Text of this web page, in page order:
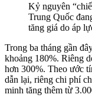
Kỷ nguyên
Trung Quốc
tăng giá do áp
Trong ba tháng gần
khoảng 180%. Riêng
hơn 300%. Theo ước
dẫn lại, riêng chi phí
minh tăng thêm từ